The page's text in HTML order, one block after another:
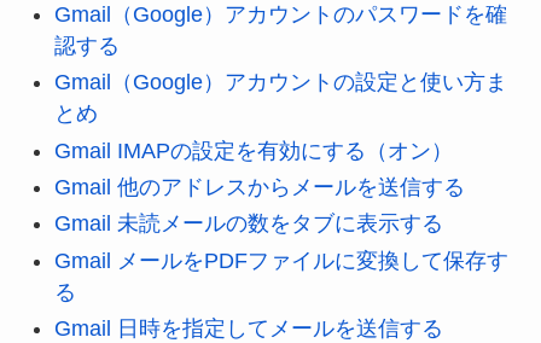
Gmail（Google）アカウントのパスワードを確
認する
Gmail（Google）アカウントの設定と使い方ま
とめ
Gmail IMAPの設定を有効にする（オン）
Gmail 他のアドレスからメールを送信する
Gmail 未読メールの数をタブに表示する
Gmail メールをPDFファイルに変換して保存す
る
Gmail 日時を指定してメールを送信する